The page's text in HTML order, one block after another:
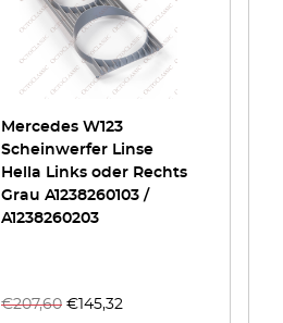
Mercedes W123
Scheinwerfer Linse
Hella Links oder Rechts
Grau A1238260103 /
A1238260203
€207,60 € 145,32